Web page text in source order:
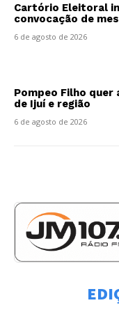
Cartório Eleitoral
convocação de
6 de agosto de 2026
Pompeo Filho
de Ijuí e região
6 de agosto de 2026